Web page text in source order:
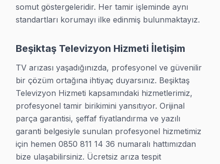
· Beşiktaş Panasonic
· Beşiktaş Toshiba
Beşiktaş TV Servis Merkezi
Beşiktaş bölgesinde en çok talep edilen TV markaları ve
· Samsung Servis
· LG Servis
· Sony Servis
· Philips Servis
somut göstergeleridir. Her tamir işleminde aynı
standartları korumayı ilke edinmiş bulunmaktayız.
Beşiktaş Televizyon Hizmeti İletişim
TV arızası yaşadığınızda, profesyonel ve güvenilir
bir çözüm ortağına ihtiyaç duyarsınız. Beşiktaş
Televizyon Hizmeti kapsamındaki hizmetlerimiz,
profesyonel tamir birikimini yansıtıyor. Orijinal
parça garantisi, şeffaf fiyatlandırma ve yazılı
garanti belgesiyle sunulan profesyonel hizmetimiz
için hemen 0850 811 14 36 numaralı hattımızdan
bize ulaşabilirsiniz. Ücretsiz arıza tespit